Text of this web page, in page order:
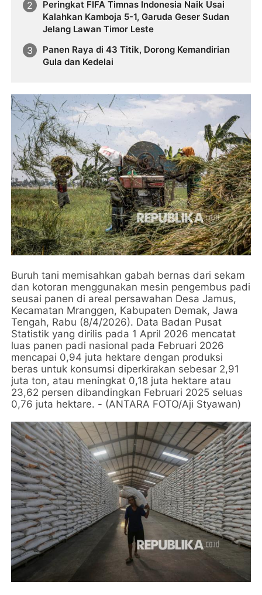
Peringkat FIFA Timnas Indonesia Naik Usai
Kalahkan Kamboja 5-1, Garuda Geser Sudan
Jelang Lawan Timor Leste
Panen Raya di 43 Titik, Dorong Kemandirian
Gula dan Kedelai
Buruh tani memisahkan gabah bernas dari sekam
dan kotoran menggunakan mesin pengembus padi
seusai panen di areal persawahan Desa Jamus,
Kecamatan Mranggen, Kabupaten Demak, Jawa
Tengah, Rabu (8/4/2026). Data Badan Pusat
Statistik yang dirilis pada 1 April 2026 mencatat
luas panen padi nasional pada Februari 2026
mencapai 0,94 juta hektare dengan produksi
beras untuk konsumsi diperkirakan sebesar 2,91
juta ton, atau meningkat 0,18 juta hektare atau
23,62 persen dibandingkan Februari 2025 seluas
0,76 juta hektare. - (ANTARA FOTO/Aji Styawan)